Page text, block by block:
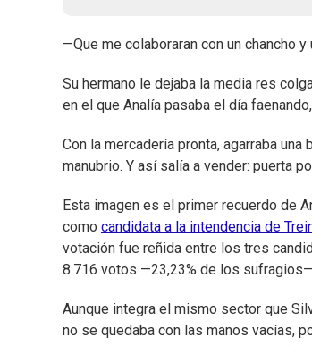
—Que me colaboraran con un chancho
Su hermano le dejaba la media res
en el que Analía pasaba el día
Con la mercadería pronta, agarraba una
manubrio. Y así salía a vender: puerta
Esta imagen es el primer recuerdo de
como candidata a la intendencia de
votación fue reñida entre los tres
8.716 votos —23,23% de los
Aunque integra el mismo sector que
no se quedaba con las manos vacías,